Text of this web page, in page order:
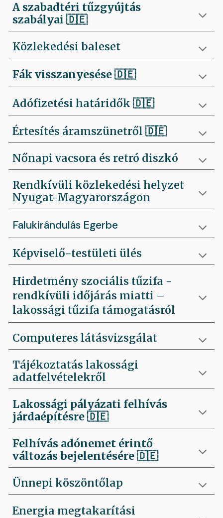
A szabadtéri tűzgyújtás
szabályai🇩🇪
Közlekedési baleset
Fák visszanyesése🇩🇪
Adófizetési határidők 🇩🇪
Értesítés áramszünetről 🇩🇪
Nőnapi vacsora és retró diszkó
Rendkívüli közlekedési helyzet
Nyugat-Magyarországon
Falukirándulás Egerbe
Képviselő-testületi ülés
Hirdetmény szociális tűzifa -
rendkívüli időjárás miatti –
lakossági tűzifa támogatásról
Computeres látásvizsgálat
Tájékoztatás lakossági
adatfelvételekről
Lakossági pályázati felhívás
járdaépítésre🇩🇪
Felhívás adónemet érintő
változás bejelentésére 🇩🇪
Ünnepi köszöntőlap
Energia megtakarítási